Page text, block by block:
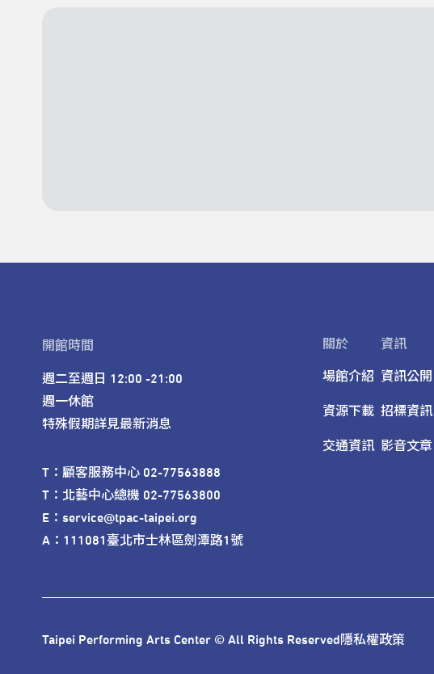
開館時間
週二至週日 12:00 -21:00
週一休館
特殊假期詳見最新消息
T：顧客服務中心 02-77563888
T：北藝中心總機 02-77563800
E：service@tpac-taipei.org
A：111081臺北市士林區劍潭路1號
關於
場館介紹
資源下載
交通資訊
資訊
資訊公開
招標資訊
影音文章
Taipei Performing Arts Center © All Rights Reserved隱私權政策